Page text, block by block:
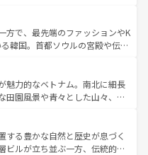
しており、サーフィンやダイ
アウトドア好きにはたまらな
な魅力を存分に味わいつくそ
る台湾東部など、都市の喧騒
おり、訪れる人に新しい発見と
また、奥深い台湾の食文化も魅
など、バラエティ豊かな料理
新着の台湾情報は コンテンツ一覧を参
方で、最先端のファッションやK
韓国。首都ソウルの宮殿や伝統
折々の自然美を楽しむことが
焼肉、絶品のストリートフード
が待っている。夜には、韓国な
の多彩な魅力を心ゆくまで味
ほしい。 なお、新着の韓国情報はコンテンツ一
魅力的なベトナム。南北に細長
田園風景や青々とした山々、世
く。ハノイの古い町並みやホ
時代の建物も、独特の雰囲気を
ラエティの豊かさとおいしさで
する豊かな自然と歴史が息づく
ビルが立ち並ぶ一方、伝統的な